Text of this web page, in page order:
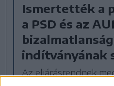
Ismertették a
a PSD és az
indítványának
Az eljárásrendnek